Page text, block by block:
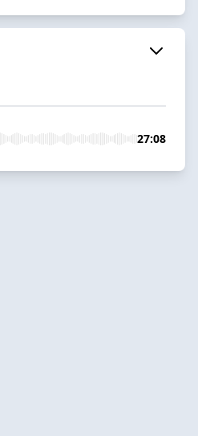
27:08